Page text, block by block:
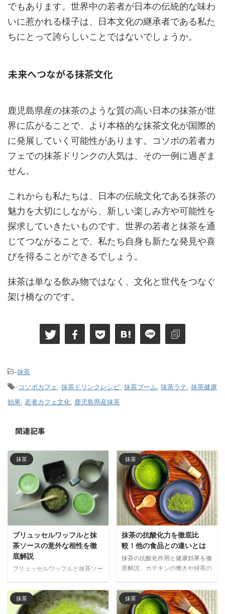
でもあります。世界中の若者が日本の伝統的な味わ
いに惹かれる様子は、日本文化の継承者である私た
ちにとって誇らしいことではないでしょうか。
未来へつながる抹茶文化
鹿児島県産の抹茶のような質の高い日本の抹茶が世
界に広がることで、より本格的な抹茶文化が国際的
に発展していく可能性があります。コソボの若者カ
フェでの抹茶ドリンクの人気は、その一例に過ぎま
せん。
これからも私たちは、日本の伝統文化である抹茶の
魅力を大切にしながら、新しい楽しみ方や可能性を
探求していきたいものです。世界の若者と抹茶を通
じてつながることで、私たち自身も新たな発見や喜
びを得ることができるでしょう。
抹茶は単なる飲み物ではなく、文化と世代をつなぐ
架け橋なのです。
-抹茶
-コソボカフェ 抹茶ドリンクレシピ 抹茶ブーム 抹茶ラテ 抹茶健康
効果 若者カフェ文化 鹿児島県産抹茶
関連記事
抹茶
ブリュッセルワッフルと抹
茶ソースの意外な相性を徹
底解説
ブリュッセルワッフルと抹茶ソー
苦い抹茶が濃厚な甘さを引き締
め、世界で注目される和洋折衷の
新しい味わいの魅力をご紹介しま
抹茶
抹茶の抗酸化力を徹底比
較！他の食品との違いとは
抹茶の抗酸化作用と健康効果を徹
底解説。カテキンの働きや緑茶の
抹茶が注目される理由と日常的な
取り入れ方をご紹介します。
抹茶 抹茶